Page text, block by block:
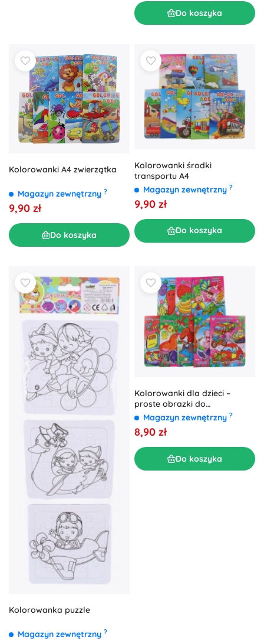
Do koszyka
Kolorowanki A4 zwierzątka
Magazyn zewnętrzny ?
9,90 zł
Do koszyka
Kolorowanki środki
transportu A4
Magazyn zewnętrzny ?
9,90 zł
Do koszyka
Kolorowanka puzzle
Magazyn zewnętrzny ?
Kolorowanki dla dzieci –
proste obrazki do
kolorowania
Magazyn zewnętrzny ?
8,90 zł
Do koszyka